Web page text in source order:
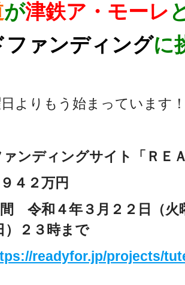
が津鉄ア・モーレ
ファンディングに
よりもう始まっています
ンディングサイト「ＲＥ
４２万円
令和４年３月２２日（火
）２３時まで
readyfor.jp/projects/